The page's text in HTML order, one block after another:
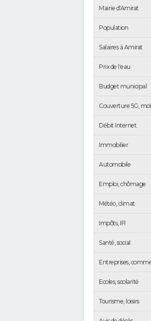
Mairie d'Amirat
Population
Salaires à Amirat
Prix de l'eau
Budget municipal
Couverture 5G,
Débit Internet
Immobilier
Automobile
Emploi, chômage
Météo, climat
Impôts, IFI
Santé, social
Entreprises,
Ecoles, scolarité
Tourisme, loisirs